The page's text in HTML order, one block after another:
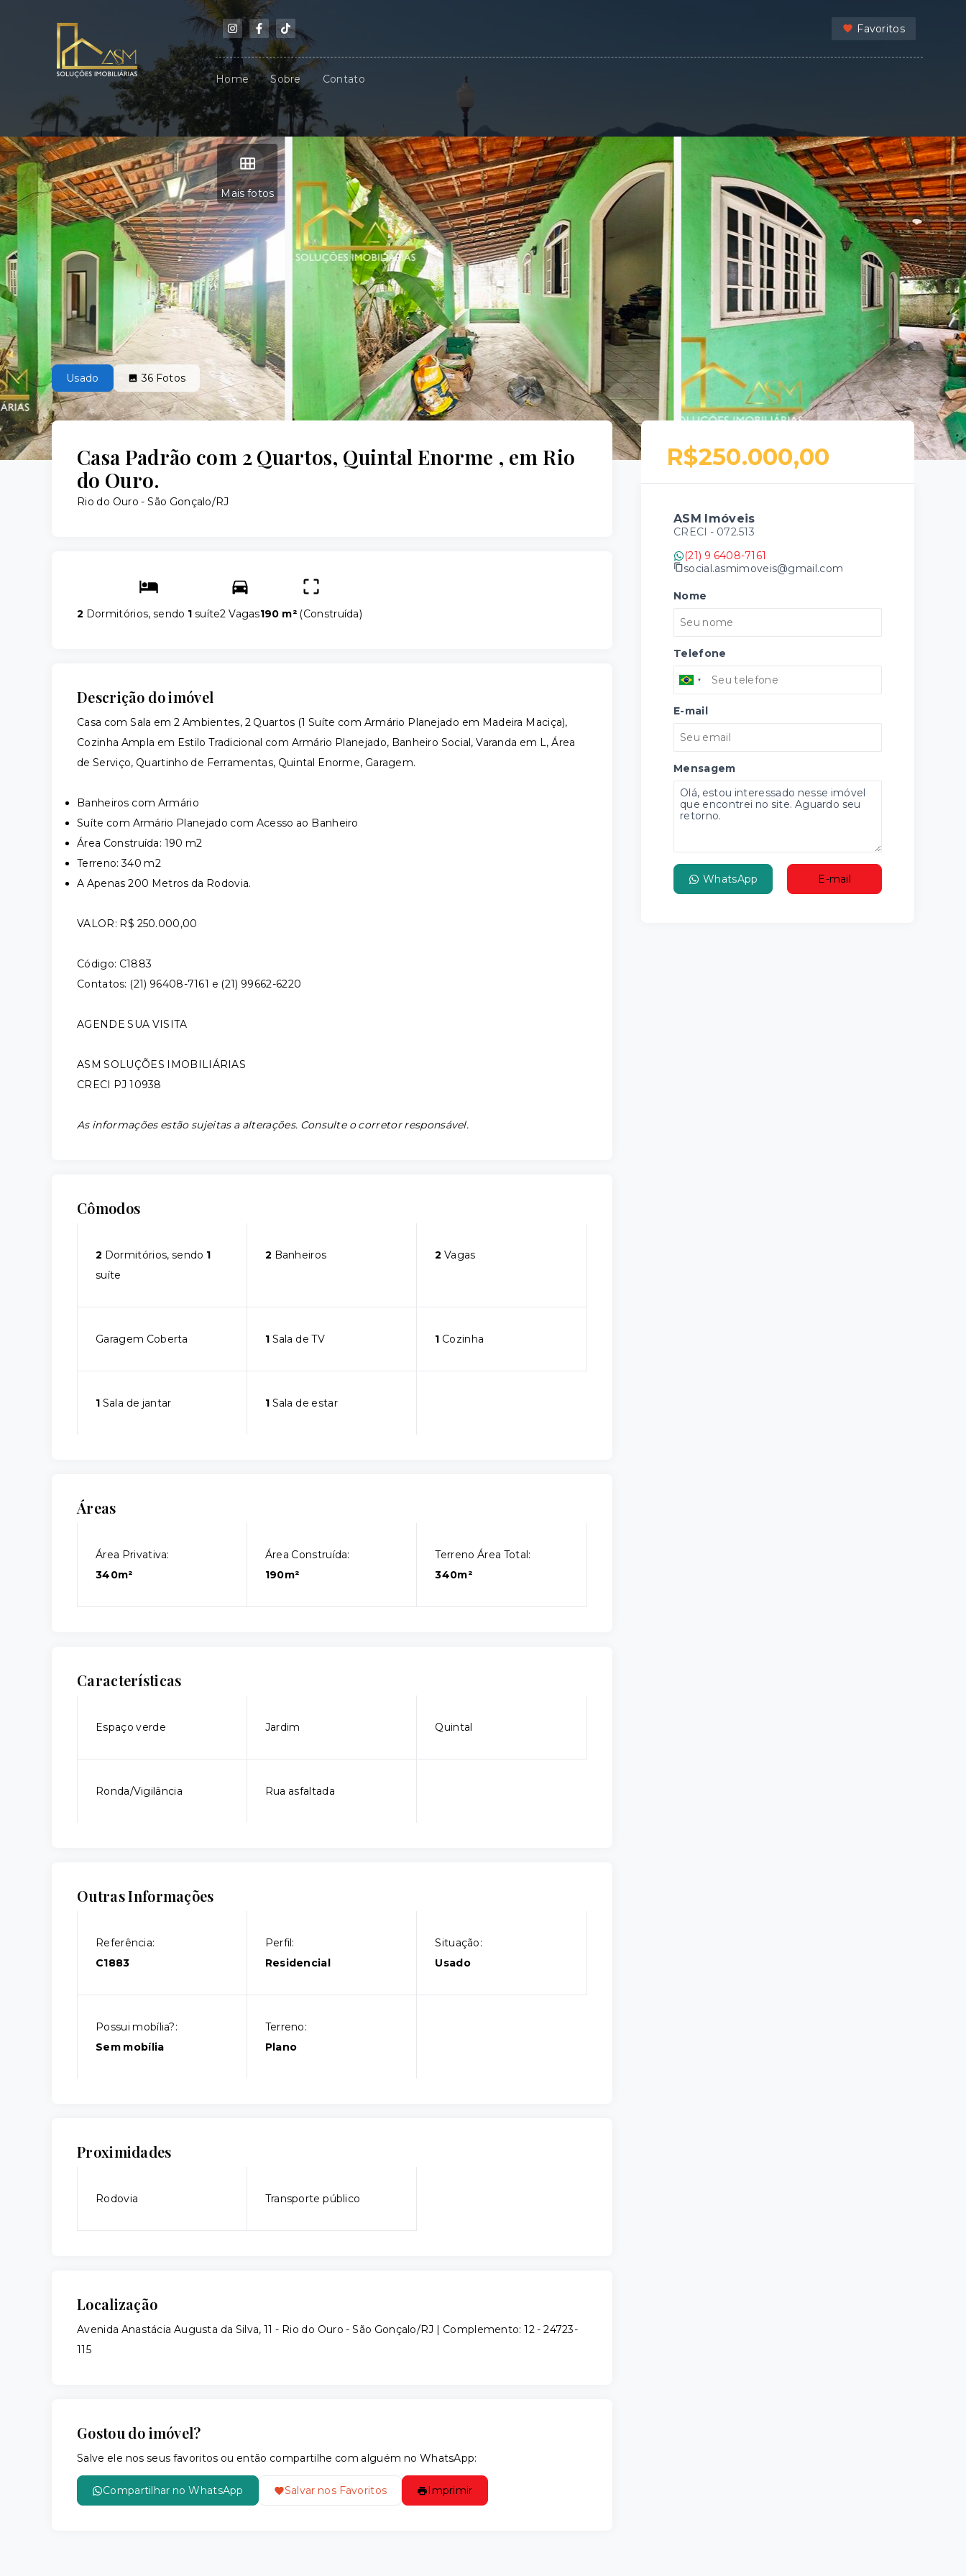
Favoritos
Home Sobre Contato
Mais fotos
Usado 36 Fotos
Casa Padrão com 2 Quartos, Quintal Enorme , em Rio
do Ouro.
Rio do Ouro - São Gonçalo/RJ
2 Dormitórios, sendo 1 suíte2 Vagas190 m² (Construída)
Descrição do imóvel
Casa com Sala em 2 Ambientes, 2 Quartos (1 Suíte com Armário Planejado em Madeira Maciça),
Cozinha Ampla em Estilo Tradicional com Armário Planejado, Banheiro Social, Varanda em L, Área
de Serviço, Quartinho de Ferramentas, Quintal Enorme, Garagem.
Banheiros com Armário
Suíte com Armário Planejado com Acesso ao Banheiro
Área Construída: 190 m2
Terreno: 340 m2
A Apenas 200 Metros da Rodovia.
VALOR: R$ 250.000,00
Código: C1883
Contatos: (21) 96408-7161 e (21) 99662-6220
AGENDE SUA VISITA
ASM SOLUÇÕES IMOBILIÁRIAS
CRECI PJ 10938
As informações estão sujeitas a alterações. Consulte o corretor responsável.
Cômodos
2 Dormitórios, sendo 1
suíte
2 Banheiros 2 Vagas
Garagem Coberta 1Sala de TV 1 Cozinha
1 Sala de jantar 1Sala de estar
Áreas
Área Privativa:
340m²
Área Construída:
190m²
Terreno Área Total:
340m²
Características
Espaço verde Jardim Quintal
Ronda/Vigilância Rua asfaltada
Outras Informações
Referência:
C1883
Perfil:
Residencial
Situação:
Usado
Possui mobília?:
Sem mobília
Terreno:
Plano
Proximidades
Rodovia Transporte público
Localização
Avenida Anastácia Augusta da Silva, 11 - Rio do Ouro - São Gonçalo/RJ | Complemento: 12- 24723-
115
Gostou do imóvel?
Salve ele nos seus favoritos ou então compartilhe com alguém no WhatsApp:
Compartilhar no WhatsApp Salvar nos Favoritos Imprimir
R$250.000,00
ASM Imóveis
CRECI - 072.513
(21) 9 6408-7161
social.asmimoveis@gmail.com
Nome
Telefone
E-mail
Mensagem
WhatsApp E-mail